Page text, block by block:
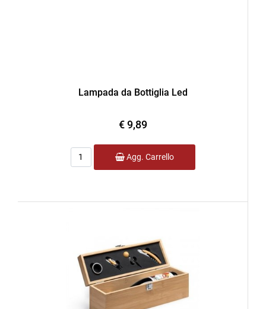
Lampada da Bottiglia Led
€ 9,89
Quantità
Agg. Carrello